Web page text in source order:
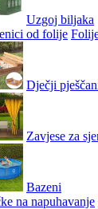
Uzgoj biljaka
od folije
Dječji
Zavjese za
Bazeni
na napuhavanje